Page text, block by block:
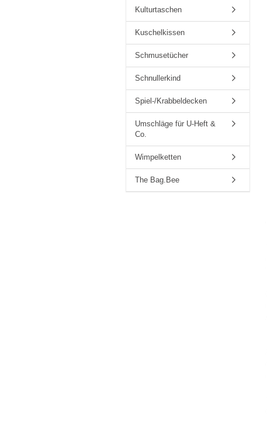
Kulturtaschen
Kuschelkissen
Schmusetücher
Schnullerkind
Spiel-/Krabbeldecken
Umschläge für U-Heft &
Co.
Wimpelketten
The Bag.Bee